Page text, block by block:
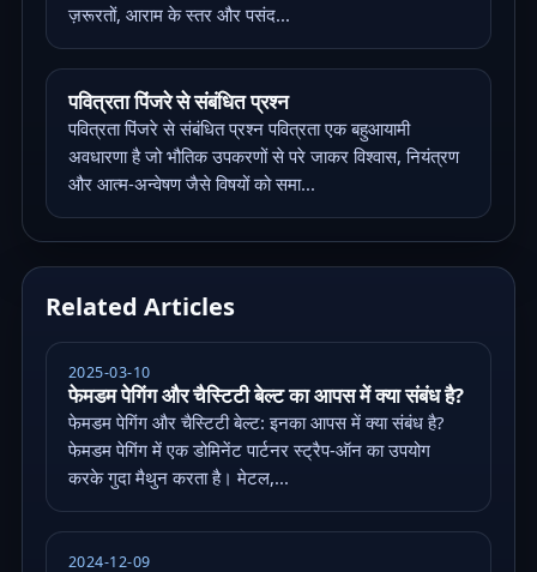
ज़रूरतों, आराम के स्तर और पसंद...
पवित्रता पिंजरे से संबंधित प्रश्न
पवित्रता पिंजरे से संबंधित प्रश्न पवित्रता एक बहुआयामी
अवधारणा है जो भौतिक उपकरणों से परे जाकर विश्वास, नियंत्रण
और आत्म-अन्वेषण जैसे विषयों को समा...
Related Articles
2025-03-10
फेमडम पेगिंग और चैस्टिटी बेल्ट का आपस में क्या संबंध है?
फेमडम पेगिंग और चैस्टिटी बेल्ट: इनका आपस में क्या संबंध है?
फेमडम पेगिंग में एक डोमिनेंट पार्टनर स्ट्रैप-ऑन का उपयोग
करके गुदा मैथुन करता है। मेटल,...
2024-12-09